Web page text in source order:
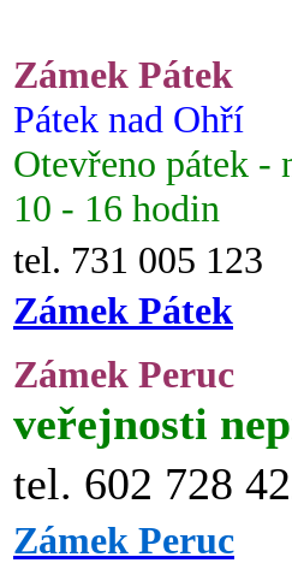
Zámek Pátek
Pátek nad Ohří
Otevřeno pátek -
10 - 16 hodin
tel. 731 005 123
Zámek Pátek
Zámek Peruc
veřejnosti
tel. 602 728
Zámek Peruc